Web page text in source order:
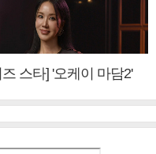
즈 스타] '오케이 마담2'